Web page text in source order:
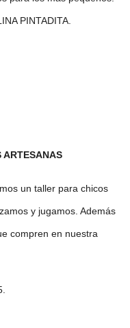
PINTADITA.
un taller para chicos
y jugamos. Además
compren en nuestra